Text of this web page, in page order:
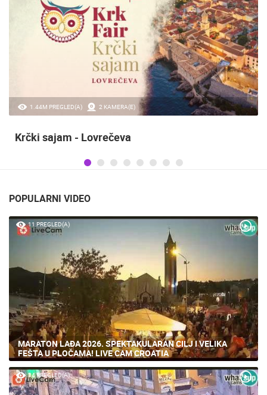
1.44M PREGLED(A) 2 KAMERA(E)
Krčki sajam - Lovrečeva
POPULARNI VIDEO
11 PREGLED(A)
MARATON LAĐA 2026. SPEKTAKULARAN CILJ I VELIKA
FEŠTA U PLOČAMA! LIVE CAM CROATIA
84 PREGLED(A)